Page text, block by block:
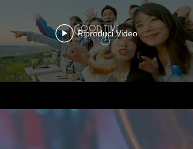
Riproduci Video